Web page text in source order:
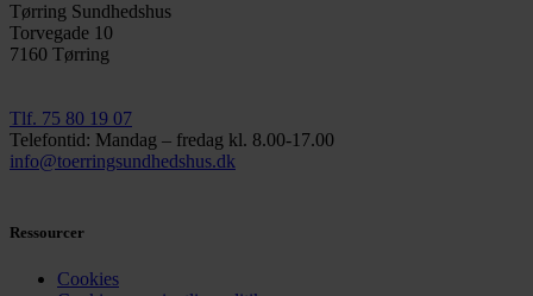
Tørring Sundhedshus
Torvegade 10
7160 Tørring
Tlf. 75 80 19 07
Telefontid: Mandag – fredag kl. 8.00-17.00
info@toerringsundhedshus.dk
Ressourcer
Cookies